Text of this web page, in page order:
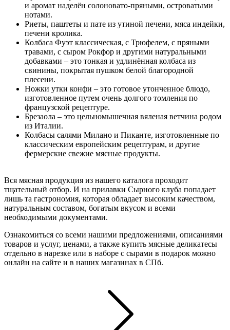
и аромат наделён солоновато-пряными, островатыми
нотами.
Риеты, паштеты и пате из утиной печени, мяса индейки,
печени кролика.
Колбаса Фуэт классическая, с Трюфелем, с пряными
травами, с сыром Рокфор и другими натуральными
добавками – это тонкая и удлинённая колбаса из
свинины, покрытая пушком белой благородной
плесени.
Ножки утки конфи – это готовое утонченное блюдо,
изготовленное путем очень долгого томления по
французской рецептуре.
Брезаола – это цельномышечная вяленая ветчина родом
из Италии.
Колбасы салями Милано и Пиканте, изготовленные по
классическим европейским рецептурам, и другие
фермерские свежие мясные продукты.
Вся мясная продукция из нашего каталога проходит
тщательный отбор. И на прилавки Сырного клуба попадает
лишь та гастрономия, которая обладает высоким качеством,
натуральным составом, богатым вкусом и всеми
необходимыми документами.
Ознакомиться со всеми нашими предложениями, описаниями
товаров и услуг, ценами, а также купить мясные деликатесы
отдельно в нарезке или в наборе с сырами в подарок можно
онлайн на сайте и в наших магазинах в СПб.